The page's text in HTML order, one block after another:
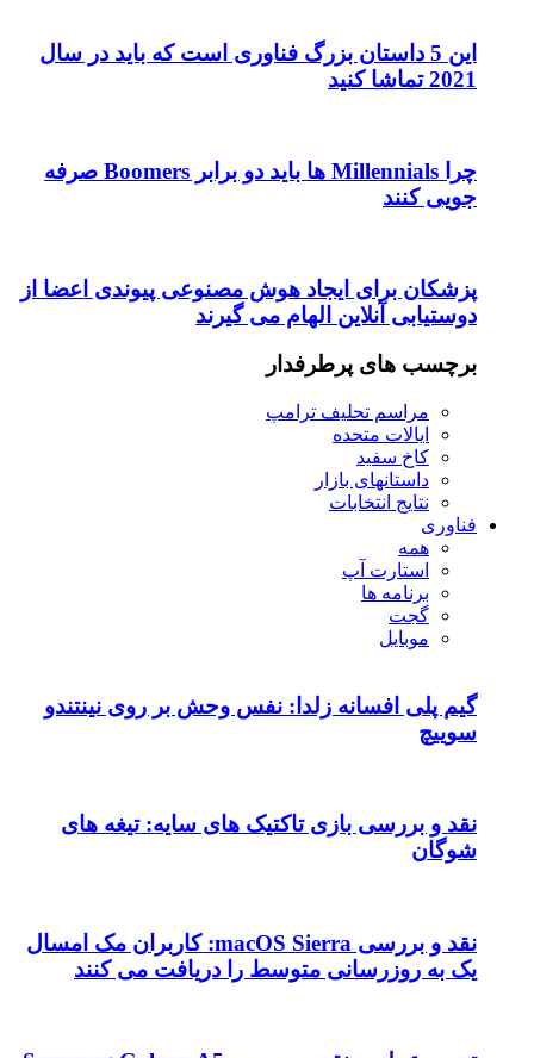
فناوری است که باید در سال
چرا Millennials ها باید دو برابر Boomers صرفه
مصنوعی پیوندی اعضا از
می گیرند
نفس وحش بر روی نینتندو
های سایه: تیغه های
نقد و بررسی macOS Sierra: کاربران مک امسال
را دریافت می کنند